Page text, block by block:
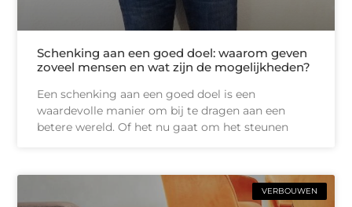
Schenking aan een goed doel: waarom geven
zoveel mensen en wat zijn de mogelijkheden?
Een schenking aan een goed doel is een
waardevolle manier om bij te dragen aan een
betere wereld. Of het nu gaat om het steunen
VERBOUWEN